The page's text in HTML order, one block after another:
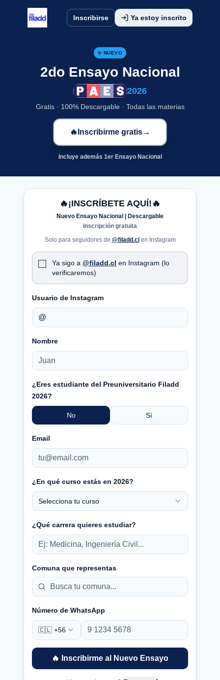
Inscribirse Ya estoy inscrito
✨ NUEVO
2do Ensayo Nacional
2026
Gratis · 100% Descargable · Todas las materias
🔥 Inscribirme gratis→
Incluye además 1er Ensayo Nacional
🔥¡INSCRÍBETE AQUÍ! 🔥
Nuevo Ensayo Nacional | Descargable
Inscripción gratuita
Solo para seguidores de @filadd.cl en Instagram
Ya sigo a @filadd.cl en Instagram (lo
verificaremos)
Usuario de Instagram
Nombre
¿Eres estudiante del Preuniversitario Filadd
2026?
No Sí
Email
¿En qué curso estás en 2026?
Selecciona tu curso
¿Qué carrera quieres estudiar?
Comuna que representas
Número de WhatsApp
🇨🇱 +56
🔥 Inscribirme al Nuevo Ensayo